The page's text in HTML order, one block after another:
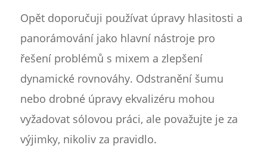
Opět doporučuji používat úpravy hlasitosti a
panorámování jako hlavní nástroje pro
řešení problémů s mixem a zlepšení
dynamické rovnováhy. Odstranění šumu
nebo drobné úpravy ekvalizéru mohou
vyžadovat sólovou práci, ale považujte je za
výjimky, nikoliv za pravidlo.